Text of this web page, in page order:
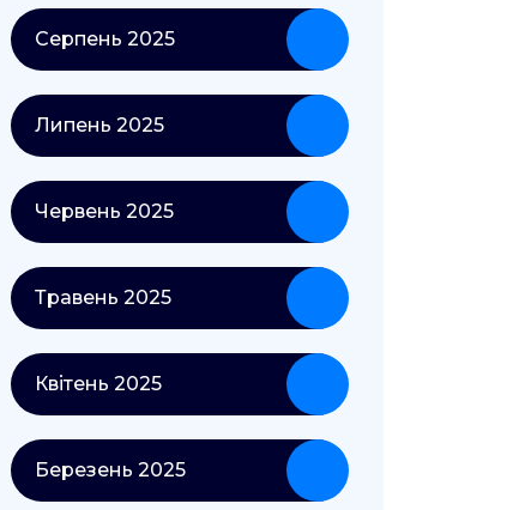
Серпень 2025
Липень 2025
Червень 2025
Травень 2025
Квітень 2025
Березень 2025